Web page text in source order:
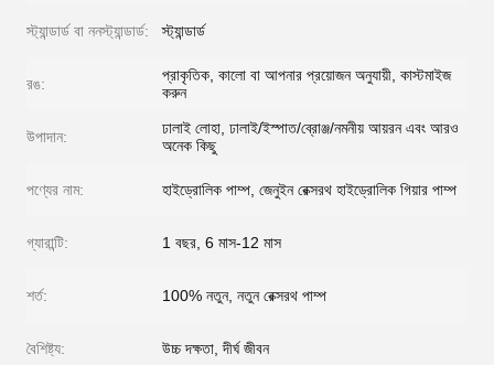
স্ট্যান্ডার্ড বা ননস্ট্যান্ডার্ড: স্ট্যান্ডার্ড
রঙ:
প্রাকৃতিক, কালো বা আপনার প্রয়োজন অনুযায়ী, কাস্টমাইজ
করুন
উপাদান:
ঢালাই লোহা, ঢালাই/ইস্পাত/ব্রোঞ্জ/নমনীয় আয়রন এবং আরও
অনেক কিছু
পণ্যের নাম: হাইড্রোলিক পাম্প, জেনুইন রেক্সরথ হাইড্রোলিক গিয়ার পাম্প
গ্যারান্টি: 1 বছর, 6 মাস-12 মাস
শর্ত: 100% নতুন, নতুন রেক্সরথ পাম্প
বৈশিষ্ট্য: উচ্চ দক্ষতা, দীর্ঘ জীবন